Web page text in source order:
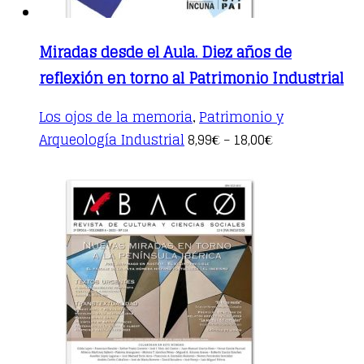
Miradas desde el Aula. Diez años de
reflexión en torno al Patrimonio Industrial
Los ojos de la memoria, Patrimonio y
Arqueología Industrial This
product
multiple
variants.
The
options
may
be
chosen
on
the
product
page
8,99€ – 18,00€